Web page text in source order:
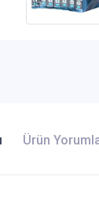
Ürün